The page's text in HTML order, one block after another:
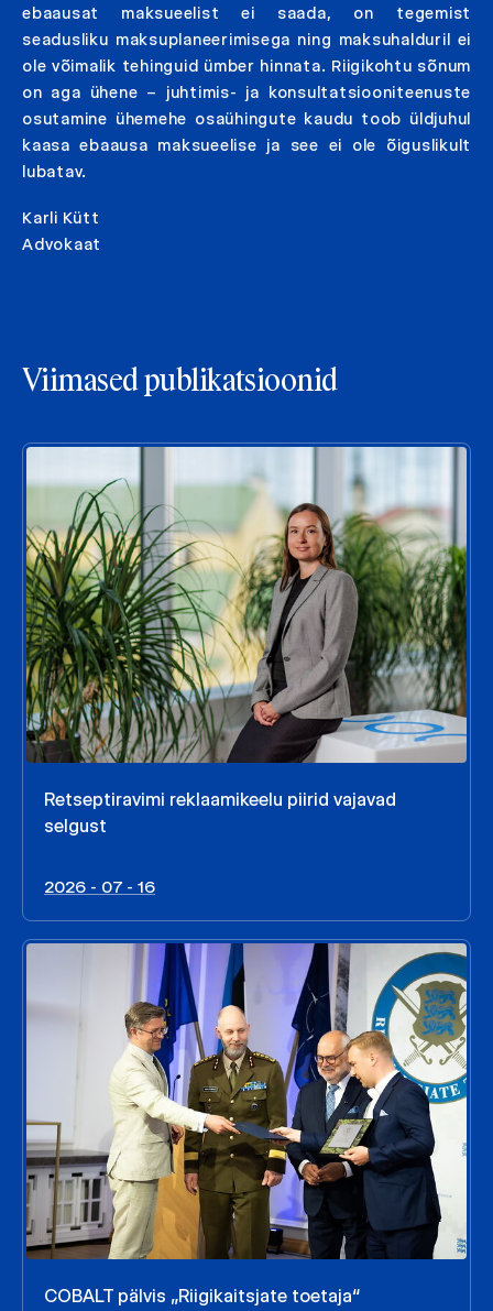
ebaausat maksueelist ei saada, on tegemist
seadusliku maksuplaneerimisega ning maksuhalduril ei
ole võimalik tehinguid ümber hinnata. Riigikohtu sõnum
on aga ühene – juhtimis- ja konsultatsiooniteenuste
osutamine ühemehe osaühingute kaudu toob üldjuhul
kaasa ebaausa maksueelise ja see ei ole õiguslikult
lubatav.
Karli Kütt
Advokaat
Viimased publikatsioonid
Retseptiravimi reklaamikeelu piirid vajavad
selgust
2026 - 07 - 16
COBALT pälvis „Riigikaitsjate toetaja“